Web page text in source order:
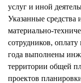
услуг и иной
Указанные средства
материально-
сотрудников,
года выполнены
территории общей
проектов